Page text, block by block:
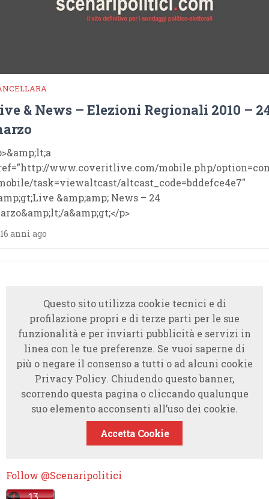
& News – Elezioni Regionali 2010 –
www.coveritlive.com/mobile.php/
task=viewaltcast/altcast_code=bddefce4e7″
&amp;amp; News – 24
a&amp;gt;</p>
anni ago
Questo sito utilizza cookie tecnici e di
profilazione propri e di terze parti per le sue
funzionalità e per inviarti pubblicità e servizi in
linea con le tue preferenze. Se vuoi saperne di
più o negare il consenso a tutti o ad alcuni cookie
Privacy Policy. Chiudendo questo banner,
scorrendo questa pagina o cliccando qualunque
suo elemento acconsenti all’uso dei cookie.
Accetta Cookie
Follow @Scenaripolitici